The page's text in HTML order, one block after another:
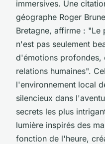
immersives. Une
géographe Roger
Bretagne, affirme : "Le
n'est pas seulement
d'émotions profondes,
relations humaines".
l'environnement local
silencieux dans
secrets les plus
lumière inspirés des
fonction de l'heure,